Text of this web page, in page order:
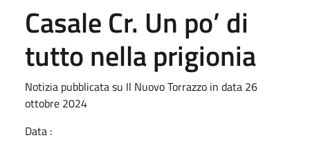
Casale Cr. Un po’ di
tutto nella prigionia
Notizia pubblicata su Il Nuovo Torrazzo in data 26
ottobre 2024
Data :